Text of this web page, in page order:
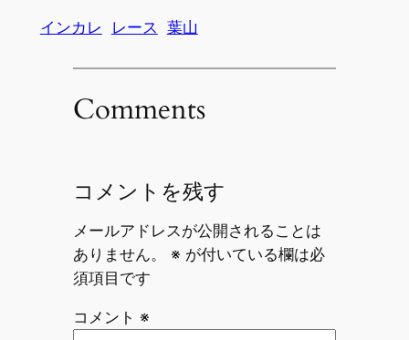
インカレ レース 葉山
Comments
コメントを残す
メールアドレスが公開されることは
ありません。
※ が付いている欄は必
須項目です
コメント ※